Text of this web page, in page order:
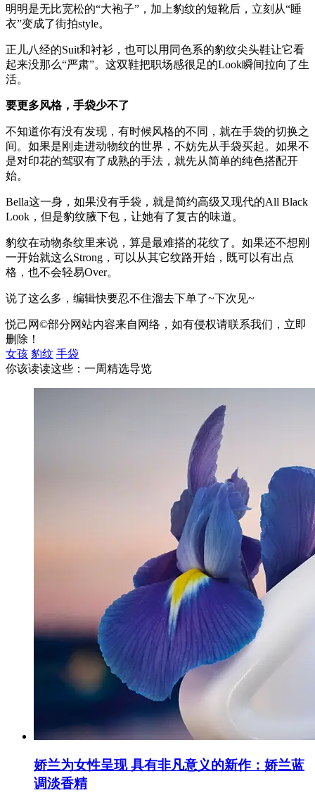
明明是无比宽松的“大袍子”，加上豹纹的短靴后，立刻从“睡
衣”变成了街拍style。
正儿八经的Suit和衬衫，也可以用同色系的豹纹尖头鞋让它看
起来没那么“严肃”。这双鞋把职场感很足的Look瞬间拉向了生
活。
要更多风格，手袋少不了
不知道你有没有发现，有时候风格的不同，就在手袋的切换之
间。如果是刚走进动物纹的世界，不妨先从手袋买起。如果不
是对印花的驾驭有了成熟的手法，就先从简单的纯色搭配开
始。
Bella这一身，如果没有手袋，就是简约高级又现代的All Black
Look，但是豹纹腋下包，让她有了复古的味道。
豹纹在动物条纹里来说，算是最难搭的花纹了。如果还不想刚
一开始就这么Strong，可以从其它纹路开始，既可以有出点
格，也不会轻易Over。
说了这么多，编辑快要忍不住溜去下单了~下次见~
悦己网©部分网站内容来自网络，如有侵权请联系我们，立即
删除！
女孩 豹纹 手袋
你该读读这些：一周精选导览
娇兰为女性呈现 具有非凡意义的新作：娇兰蓝
调淡香精